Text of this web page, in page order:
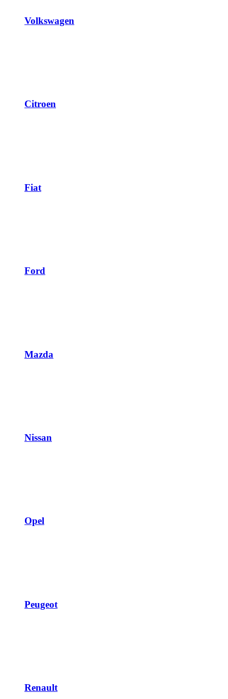
Volkswagen
Citroen
Fiat
Ford
Mazda
Nissan
Opel
Peugeot
Renault